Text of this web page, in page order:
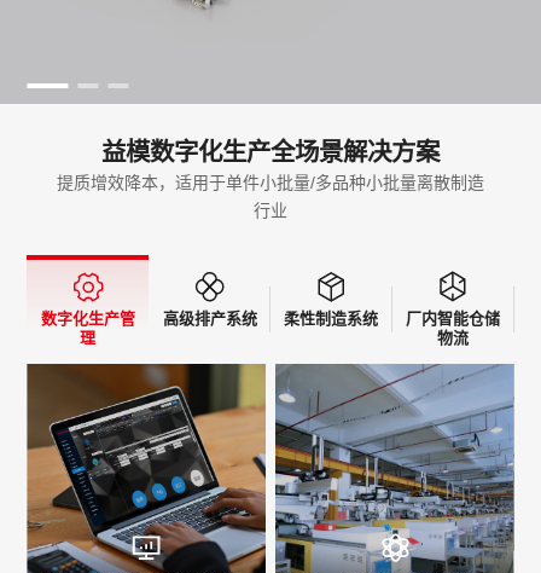
益模数字化生产全场景解决方案
提质增效降本，适用于单件小批量/多品种小批量离散制造
行业
数字化生产管
理
高级排产系统 柔性制造系统
厂内智能仓储
物流